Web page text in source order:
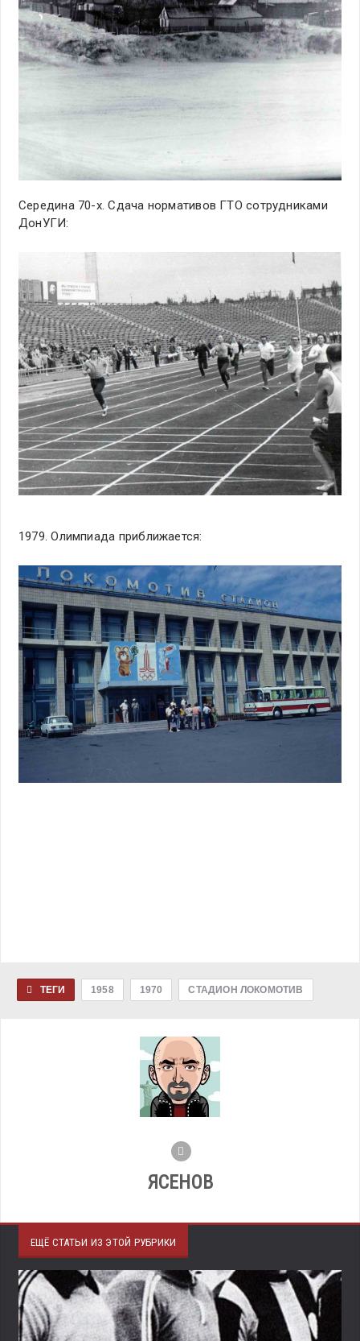
Середина 70-х. Сдача нормативов ГТО сотрудниками
ДонУГИ:
1979. Олимпиада приближается:
ТЕГИ 1958 1970 СТАДИОН ЛОКОМОТИВ
ЯСЕНОВ
ЕЩЁ СТАТЬИ ИЗ ЭТОЙ РУБРИКИ